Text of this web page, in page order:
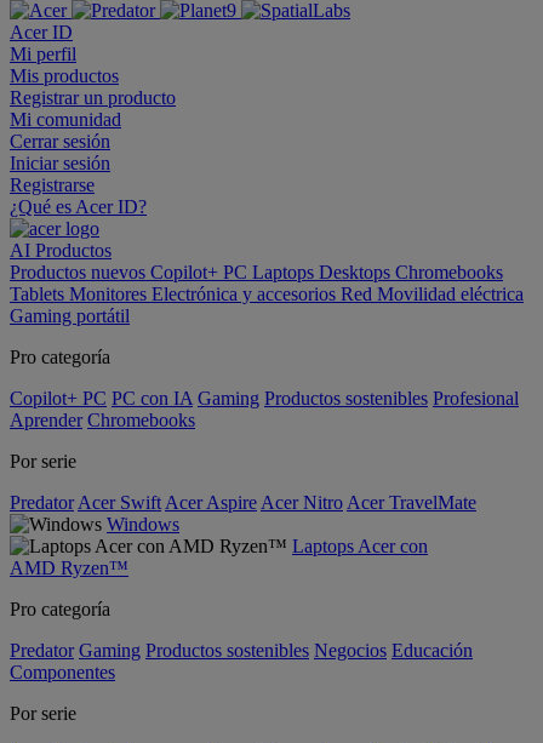
Acer ID
Mi perfil
Mis productos
Registrar un producto
Mi comunidad
Cerrar sesión
Iniciar sesión
Registrarse
¿Qué es Acer ID?
AI Productos
Productos nuevos Copilot+ PC Laptops Desktops Chromebooks
Tablets Monitores Electrónica y accesorios Red Movilidad eléctrica
Gaming portátil
Pro categoría
Copilot+ PC PC con IA Gaming Productos sostenibles Profesional
Aprender Chromebooks
Por serie
Predator Acer Swift Acer Aspire Acer Nitro Acer TravelMate
Windows
Laptops Acer con
AMD Ryzen™
Pro categoría
Predator Gaming Productos sostenibles Negocios Educación
Componentes
Por serie